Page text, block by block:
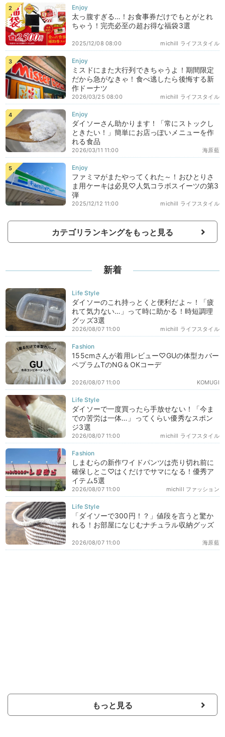
太っ腹すぎる…！お食事券だけでもとがとれ
ちゃう！完売必至の超お得な福袋3選
michill ライフスタイル
2025/12/08 08:00
ミスドにまた大行列できちゃうよ！期間限定
だから急がなきゃ！食べ逃したら後悔する新
作ドーナツ
michill ライフスタイル
2026/03/25 08:00
ダイソーさん助かります！「常にストックし
ときたい！」簡単にお店っぽいメニューを作
れる食品
海原藍
2026/03/11 11:00
ファミマがまたやってくれた～！おひとりさ
ま用ケーキは必見♡人気コラボスイーツの第3
弾
michill ライフスタイル
2025/12/12 11:00
カテゴリランキングをもっと見る
新着
ダイソーのこれ持っとくと便利だよ～！「疲
れて気力ない…」って時に助かる！時短調理
グッズ3選
michill ライフスタイル
2026/08/07 11:00
155cmさんが着用レビュー♡GUの体型カバー
ペプラムTのNG＆OKコーデ
KOMUGI
2026/08/07 11:00
ダイソーで一度買ったら手放せない！「今ま
での苦労は一体…」ってくらい優秀なスポン
ジ3選
michill ライフスタイル
2026/08/07 11:00
しまむらの新作ワイドパンツは売り切れ前に
確保しとこ♡はくだけでサマになる！優秀ア
イテム5選
michill ファッション
2026/08/07 11:00
「ダイソーで300円！？」値段を言うと驚か
れる！お部屋になじむナチュラル収納グッズ
海原藍
2026/08/07 11:00
もっと見る